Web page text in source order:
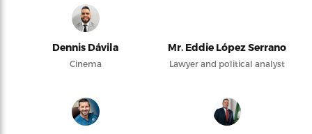
Dennis Dávila
Cinema
Mr. Eddie López Serrano
Lawyer and political analyst